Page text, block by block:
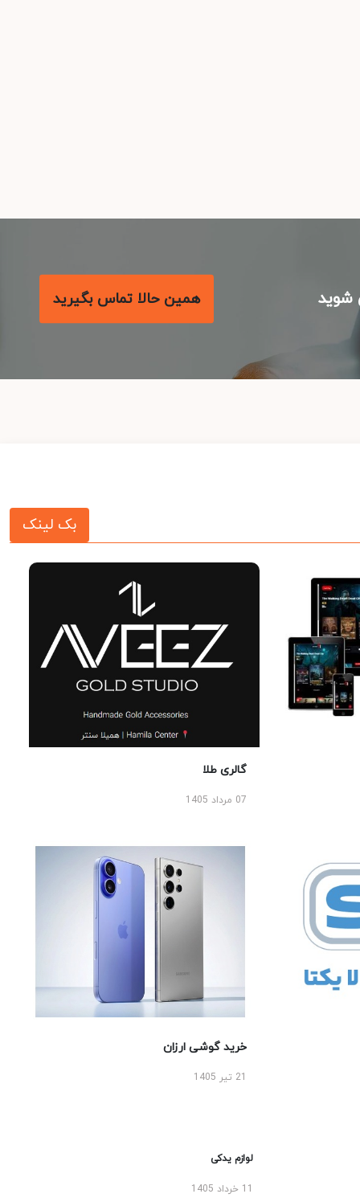
همین حالا تماس بگیرید
بک لینک
گالری طلا
07 مرداد 1405
خرید گوشی ارزان
لوازم یدکی